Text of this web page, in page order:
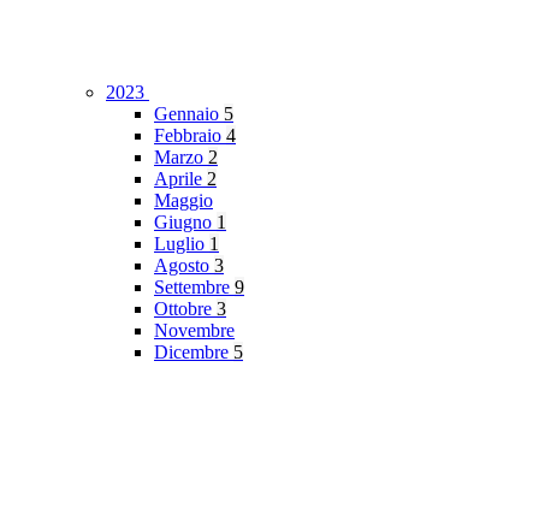
2023
Gennaio 5
Febbraio 4
Marzo 2
Aprile 2
Maggio
Giugno 1
Luglio 1
Agosto 3
Settembre 9
Ottobre 3
Novembre
Dicembre 5